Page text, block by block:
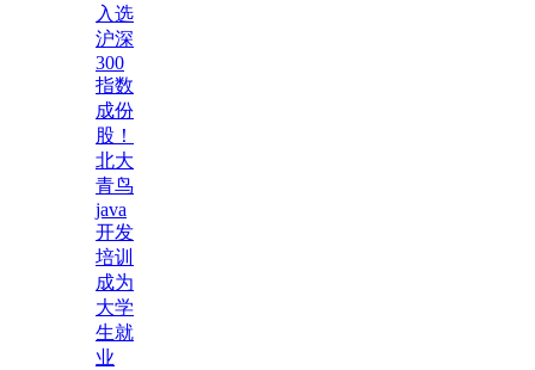
入选
沪深
300
指数
成份
股！
北大
青鸟
java
开发
培训
成为
大学
生就
业